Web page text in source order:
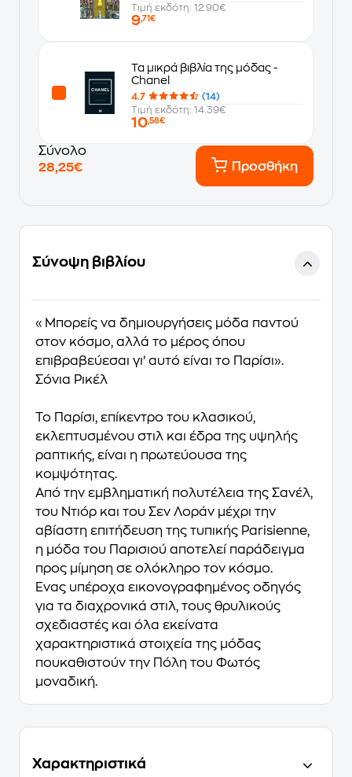
Τιμή εκδότη: 12.90€
9,71€
Τα μικρά βιβλία της μόδας -
Chanel
4.7
(14)
Τιμή εκδότη: 14.39€
10,58€
Σύνολο
28,25€
Προσθήκη
Σύνοψη βιβλίου
«Μπορείς να δημιουργήσεις μόδα παντού
στον κόσμο, αλλά το μέρος όπου
επιβραβεύεσαι γι’ αυτό είναι το Παρίσι».
Σόνια Ρικέλ
Το Παρίσι, επίκεντρο του κλασικού,
εκλεπτυσμένου στιλ και έδρα της υψηλής
ραπτικής, είναι η πρωτεύουσα της
κομψότητας.
Από την εμβληματική πολυτέλεια της Σανέλ,
του Ντιόρ και του Σεν Λοράν μέχρι την
αβίαστη επιτήδευση της τυπικής Parisienne,
η μόδα του Παρισιού αποτελεί παράδειγμα
προς μίμηση σε ολόκληρο τον κόσμο.
Ένας υπέροχα εικονογραφημένος οδηγός
για τα διαχρονικά στιλ, τους θρυλικούς
σχεδιαστές και όλα εκείνατα
χαρακτηριστικά στοιχεία της μόδας
πουκαθιστούν την Πόλη του Φωτός
μοναδική.
Χαρακτηριστικά